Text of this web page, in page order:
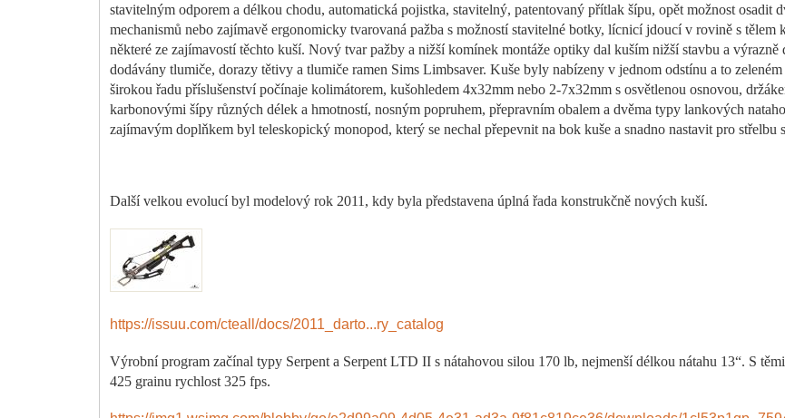
stavitelným odporem a délkou chodu, automatická pojistka, stavitelný, patentovaný přítlak šípu, opět možnost osadit
mechanismů nebo zajímavě ergonomicky tvarovaná pažba s možností stavitelné botky, lícnicí jdoucí v rovině s
některé ze zajímavostí těchto kuší. Nový tvar pažby a nižší komínek montáže optiky dal kuším nižší stavbu a
dodávány tlumiče, dorazy tětivy a tlumiče ramen Sims Limbsaver. Kuše byly nabízeny v jednom odstínu a to
širokou řadu příslušenství počínaje kolimátorem, kušohledem 4x32mm nebo 2-7x32mm s osvětlenou osnovou,
karbonovými šípy různých délek a hmotností, nosným popruhem, přepravním obalem a dvěma typy lankových
zajímavým doplňkem byl teleskopický monopod, který se nechal přepevnit na bok kuše a snadno nastavit pro střelbu
Další velkou evolucí byl modelový rok 2011, kdy byla představena úplná řada konstrukčně nových kuší.
https://issuu.com/cteall/docs/2011_darto...ry_catalog
Výrobní program začínal typy Serpent a Serpent LTD II s nátahovou silou 170 lb, nejmenší délkou nátahu 13“. S
425 grainu rychlost 325 fps.